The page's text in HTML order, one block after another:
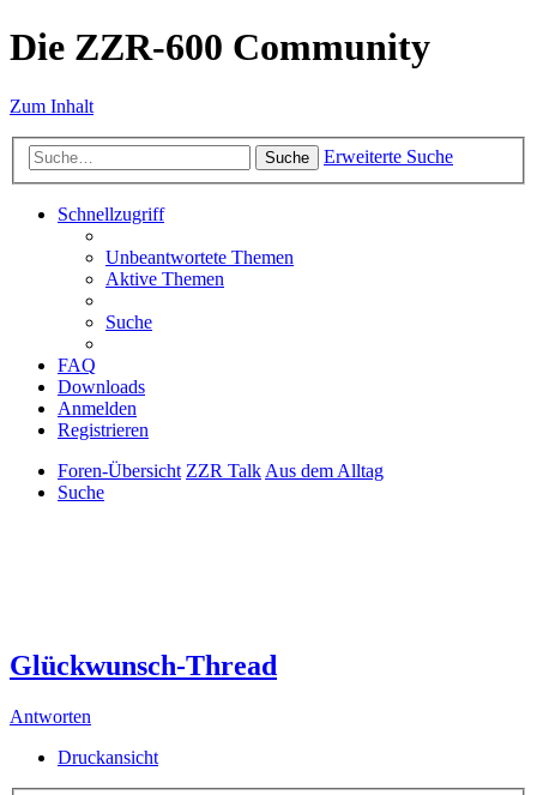
Die ZZR-600 Community
Zum Inhalt
Suche Erweiterte Suche
Schnellzugriff
Unbeantwortete Themen
Aktive Themen
Suche
FAQ
Downloads
Anmelden
Registrieren
Foren-Übersicht ZZR TalkAus dem Alltag
Suche
Glückwunsch-Thread
Antworten
Druckansicht